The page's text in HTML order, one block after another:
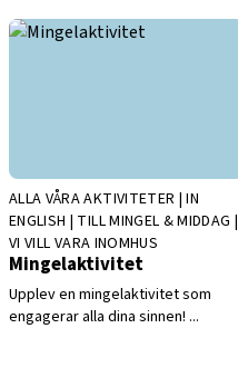
ALLA VÅRA AKTIVITETER | IN
ENGLISH | TILL MINGEL & MIDDAG |
VI VILL VARA INOMHUS
Mingelaktivitet
Upplev en mingelaktivitet som
engagerar alla dina sinnen! ...